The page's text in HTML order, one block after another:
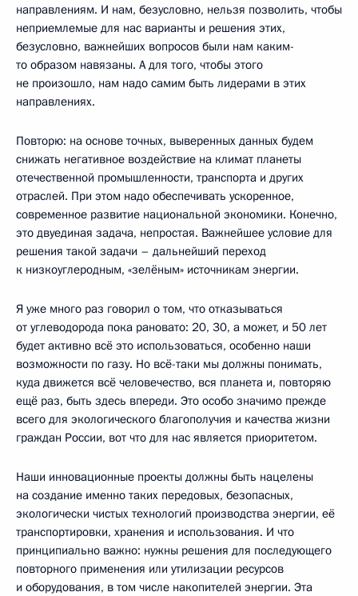
направлениям. И нам, безусловно, нельзя позволить, чтобы
неприемлемые для нас варианты и решения этих,
безусловно, важнейших вопросов были нам каким-
то образом навязаны. А для того, чтобы этого
не произошло, нам надо самим быть лидерами в этих
направлениях.
Повторю: на основе точных, выверенных данных будем
снижать негативное воздействие на климат планеты
отечественной промышленности, транспорта и других
отраслей. При этом надо обеспечивать ускоренное,
современное развитие национальной экономики. Конечно,
это двуединая задача, непростая. Важнейшее условие для
решения такой задачи – дальнейший переход
к низкоуглеродным, «зелёным» источникам энергии.
Я уже много раз говорил о том, что отказываться
от углеводорода пока рановато: 20, 30, а может, и 50 лет
будет активно всё это использоваться, особенно наши
возможности по газу. Но всё-таки мы должны понимать,
куда движется всё человечество, вся планета и, повторяю
ещё раз, быть здесь впереди. Это особо значимо прежде
всего для экологического благополучия и качества жизни
граждан России, вот что для нас является приоритетом.
Наши инновационные проекты должны быть нацелены
на создание именно таких передовых, безопасных,
экологически чистых технологий производства энергии, её
транспортировки, хранения и использования. И что
принципиально важно: нужны решения для последующего
повторного применения или утилизации ресурсов
и оборудования, в том числе накопителей энергии. Эта